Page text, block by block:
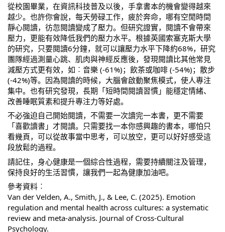
從校園畢業，在資訊科技普及以後，手拿書本的機會變得越來
越少。也許你會說，每天勞碌工作，疲於奔命，哪有空閒時間
靜心閱讀，彷忽閱讀變成了壓力。但研究證實，閱讀不會帶來
壓力，更能有效降低我們的壓力水平。根據英國索塞克斯大學
的研究，只要閱讀6分鐘，就可以讓壓力水平下降約68%，研究
團隊經過測量心跳、肌肉與神經反應後，發現閱讀比其他常見
減壓方式更有效，如︰音樂 (-61%)；飲茶或咖啡 (-54%)；散步
(-42%)等。因為閱讀的時候，大腦會啟動聚焦模式，使人專注
集中。也有研究發現，長期「短時間閱讀習慣」能穩定情緒、
改善睡眠質素和提升專注力等好處。
不必強迫自己開始閱讀，不需要一次讀完一本書，更不需要
「喜歡讀書」才閱讀。只需要找一本你感興趣的書本，哪怕只
看幾頁，可以從故事當中思考，可以放空，更可以好好感受這
段放鬆的過程。
請記住，身心健康是一個綜合性過程，需要持續關注及管理，
保持良好的生活習慣，讓我們一起為健康加油吧。
參考資料︰
Van der Velden, A., Smith, J., & Lee, C. (2025). Emotion
regulation and mental health across cultures: a systematic
review and meta-analysis. Journal of Cross-Cultural
Psychology.